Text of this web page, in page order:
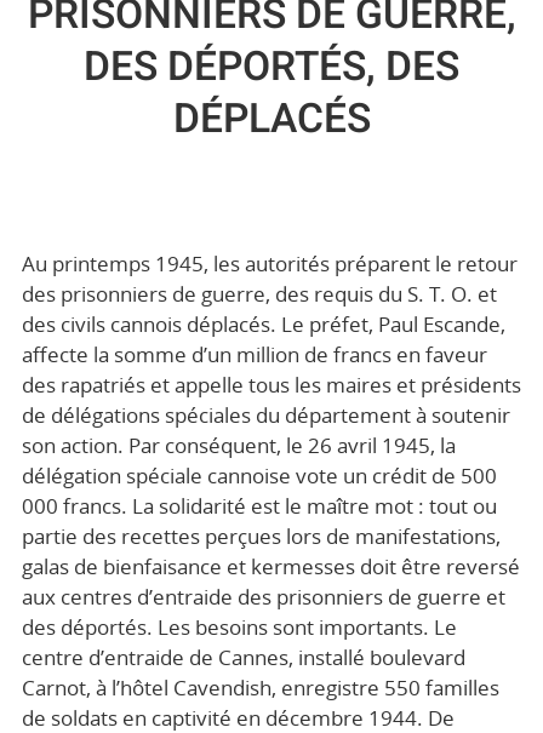
PRISONNIERS DE GUERRE,
DES DÉPORTÉS, DES
DÉPLACÉS
Au printemps 1945, les autorités préparent le retour
des prisonniers de guerre, des requis du S. T. O. et
des civils cannois déplacés. Le préfet, Paul Escande,
affecte la somme d’un million de francs en faveur
des rapatriés et appelle tous les maires et présidents
de délégations spéciales du département à soutenir
son action. Par conséquent, le 26 avril 1945, la
délégation spéciale cannoise vote un crédit de 500
000 francs. La solidarité est le maître mot : tout ou
partie des recettes perçues lors de manifestations,
galas de bienfaisance et kermesses doit être reversé
aux centres d’entraide des prisonniers de guerre et
des déportés. Les besoins sont importants. Le
centre d’entraide de Cannes, installé boulevard
Carnot, à l’hôtel Cavendish, enregistre 550 familles
de soldats en captivité en décembre 1944. De